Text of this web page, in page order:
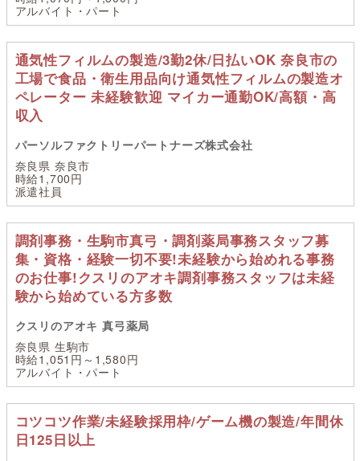
アルバイト・パート
通気性フィルムの製造/3勤2休/日払いOK 奈良市の
工場で食品・衛生用品向け通気性フィルムの製造オ
ペレーター 未経験歓迎 マイカー通勤OK/高額・高
収入
パーソルファクトリーパートナーズ株式会社
奈良県 奈良市
時給1,700円
派遣社員
調剤事務・生駒市真弓・調剤薬局事務スタッフ募
集・資格・経験一切不要!未経験から始めれる事務
のお仕事!クスリのアオキ調剤事務スタッフは未経
験から始めている方多数
クスリのアオキ 真弓薬局
奈良県 生駒市
時給1,051円～1,580円
アルバイト・パート
コツコツ作業/未経験採用枠/ゲーム機の製造/年間休
日125日以上